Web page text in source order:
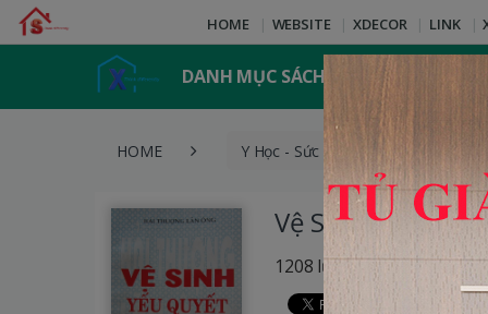
HOME WEBSITE XDECOR LINK
DANH MỤC SÁCH
HOME Y Học - Sức Khỏe
Vệ Sinh Yếu
1208 lượt xem